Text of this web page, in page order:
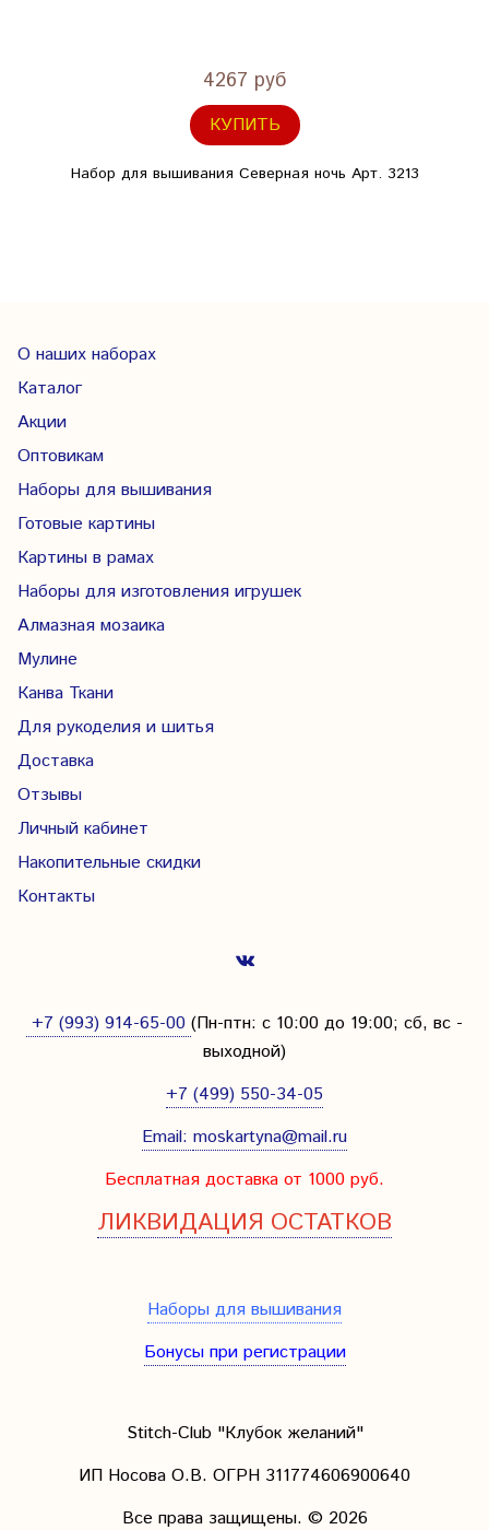
4267 руб
КУПИТЬ
Набор для вышивания Северная ночь Арт. 3213
О наших наборах
Каталог
Акции
Оптовикам
Наборы для вышивания
Готовые картины
Картины в рамах
Наборы для изготовления игрушек
Алмазная мозаика
Мулине
Канва Ткани
Для рукоделия и шитья
Доставка
Отзывы
Личный кабинет
Накопительные скидки
Контакты
+7 (993) 914-65-00 (Пн-птн: с 10:00 до 19:00; сб, вс -
выходной)
+7 (499) 550-34-05
Email: moskartyna@mail.ru
Бесплатная доставка от 1000 руб.
ЛИКВИДАЦИЯ ОСТАТКОВ
Наборы для вышивания
Бонусы при регистрации
Stitch-Club "Клубок желаний"
ИП Носова О.В. ОГРН 311774606900640
Все права защищены. © 2026